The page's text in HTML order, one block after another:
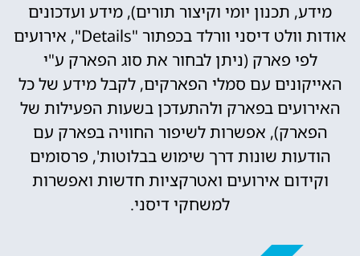
מידע, תכנון יומי וקיצור תורים), מידע ועדכונים
אודות וולט דיסני וורלד בכפתור "Details", אירועים
לפי פארק (ניתן לבחור את סוג הפארק ע"י
האייקונים עם סמלי הפארקים, לקבל מידע של כל
האירועים בפארק ולהתעדכן בשעות הפעילות של
הפארק), אפשרות לשיפור החוויה בפארק עם
הודעות שונות דרך שימוש בבלוטות', פרסומים
וקידום אירועים ואטרקציות חדשות ואפשרות
למשחקי דיסני.